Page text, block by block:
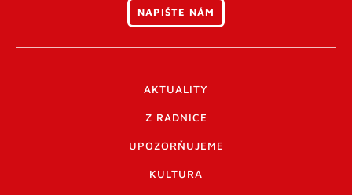
NAPIŠTE NÁM
AKTUALITY
Z RADNICE
UPOZORŇUJEME
KULTURA